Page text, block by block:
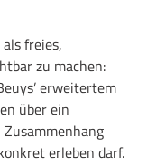
freies,
zu machen:
erweitertem
über ein
erleben darf.